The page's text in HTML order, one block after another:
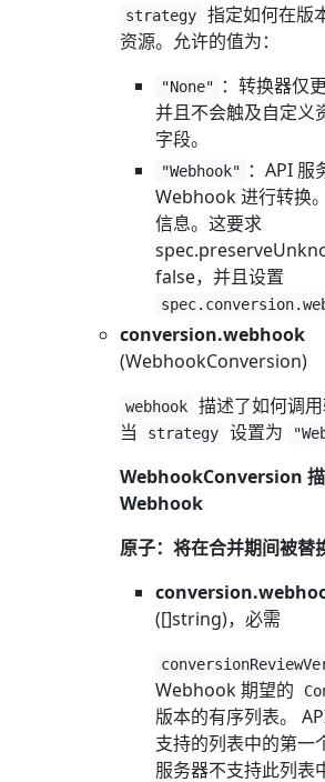
strategy
指定如何在版
资源。允许的值为：
"None" ：转换器仅
并且不会触及自定义
字段。
"Webhook"
：API 服
Webhook 进行转换
信息。这要求
false，并且设置
conversion.webhook
(WebhookConversion)
webhook
描述了如何调
当
strategy 设置为
WebhookConversion 描
Webhook
原子：将在合并期间被替
([]string)，必需
Webhook 期望的
版本的有序列表。
支持的列表中的第一
服务器不支持此列表